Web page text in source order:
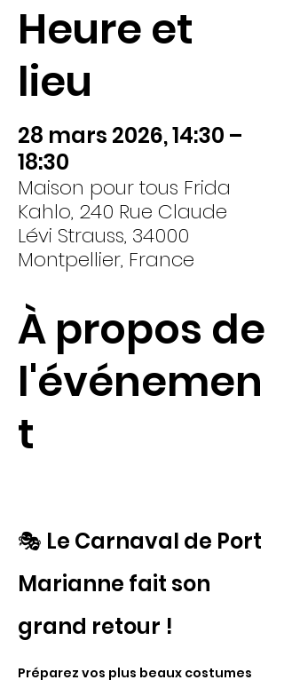
Heure et
lieu
28 mars 2026, 14:30 –
18:30
Maison pour tous Frida
Kahlo, 240 Rue Claude
Lévi Strauss, 34000
Montpellier, France
À propos de
l'événemen
t
🎭 Le Carnaval de Port
Marianne fait son
grand retour !
Préparez vos plus beaux costumes